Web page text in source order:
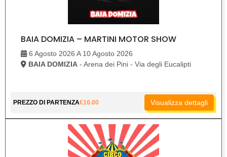
BAIA DOMIZIA – MARTINI MOTOR SHOW
6 Agosto 2026 A 10 Agosto 2026
BAIA DOMIZIA - Arena dei Pini - Via degli Eucalipti
PREZZO DI PARTENZA€10.00 Visualizza dettagli